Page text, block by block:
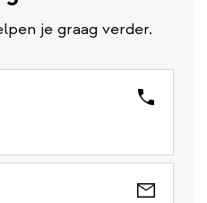
je graag verder.